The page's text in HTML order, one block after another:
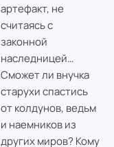
артефакт, не
считаясь с
законной
наследницей…
Сможет ли внучка
старухи спастись
от колдунов, ведьм
и наемников из
других миров? Кому